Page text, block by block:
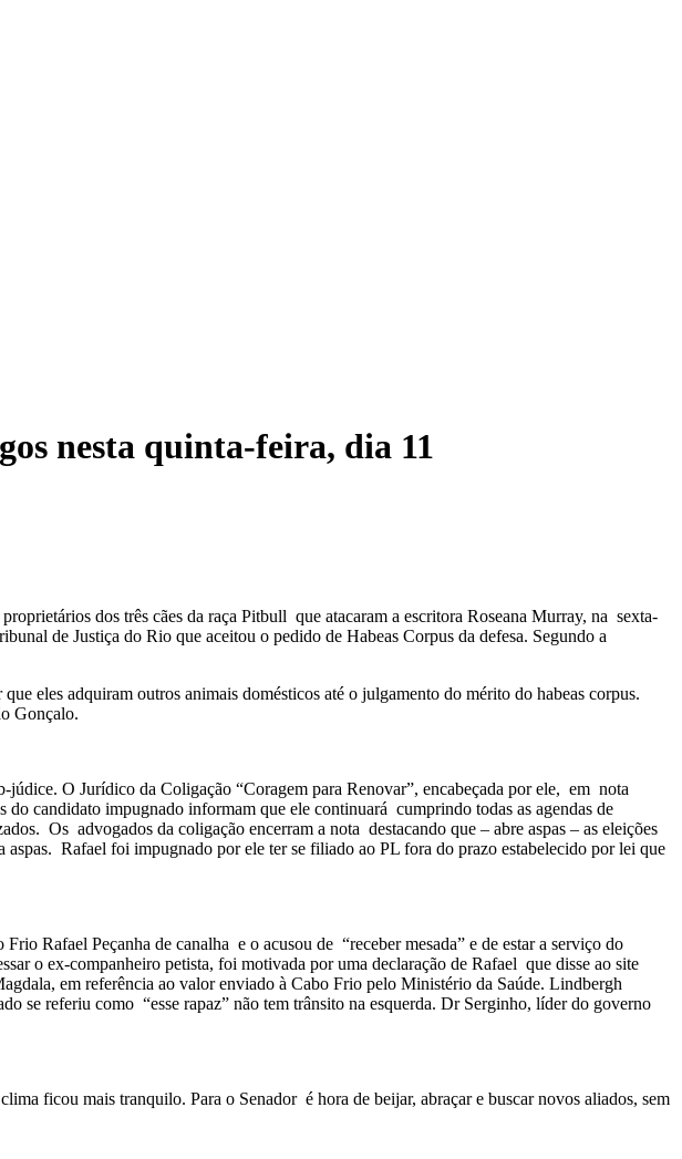
nesta quinta-feira, dia 11
dos três cães da raça Pitbull que atacaram a escritora Roseana Murray, na sexta-
de Justiça do Rio que aceitou o pedido de Habeas Corpus da defesa. Segundo a
eles adquiram outros animais domésticos até o julgamento do mérito do habeas corpus.
Gonçalo.
O Jurídico da Coligação “Coragem para Renovar”, encabeçada por ele, em nota
candidato impugnado informam que ele continuará cumprindo todas as agendas de
Os advogados da coligação encerram a nota destacando que – abre aspas – as eleições
Rafael foi impugnado por ele ter se filiado ao PL fora do prazo estabelecido por lei que
Rafael Peçanha de canalha e o acusou de “receber mesada” e de estar a serviço do
o ex-companheiro petista, foi motivada por uma declaração de Rafael que disse ao site
em referência ao valor enviado à Cabo Frio pelo Ministério da Saúde. Lindbergh
se referiu como “esse rapaz” não tem trânsito na esquerda. Dr Serginho, líder do governo
ficou mais tranquilo. Para o Senador é hora de beijar, abraçar e buscar novos aliados, sem